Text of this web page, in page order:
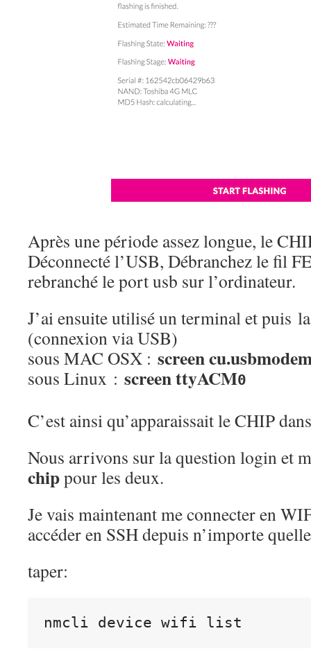
Après une période assez longue, le
Déconnecté l’USB, Débranchez le fil
rebranché le port usb sur l’ordinateur.
J’ai ensuite utilisé un terminal et puis
(connexion via USB)
sous MAC OSX : screen
sous Linux : screen ttyACM0
C’est ainsi qu’apparaissait le CHIP
Nous arrivons sur la question login et
chippour les deux.
Je vais maintenant me connecter en
accéder en SSH depuis n’importe
taper: